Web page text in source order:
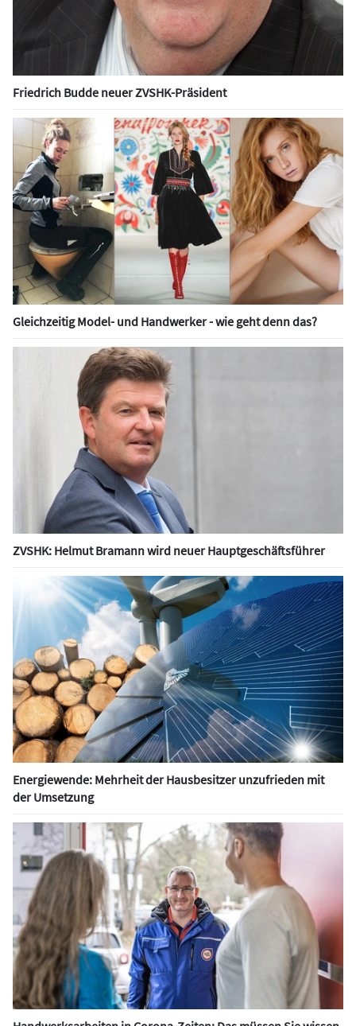
Friedrich Budde neuer ZVSHK-Präsident
Gleichzeitig Model- und Handwerker - wie geht denn das?
ZVSHK: Helmut Bramann wird neuer Hauptgeschäftsführer
Energiewende: Mehrheit der Hausbesitzer unzufrieden mit
der Umsetzung